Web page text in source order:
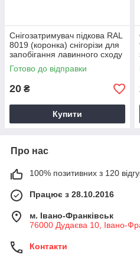
Снігозатримувач підкова RAL
8019 (коронка) снігорізи для
запобігання лавинного сходу
снігу з поверхні покрівлі
Готово до відправки
20 ₴
Купити
Про нас
100% позитивних з 120
Працює з 28.10.2016
м. Івано-Франківськ
76000 Дудаєва 10, Івано-
Контакти